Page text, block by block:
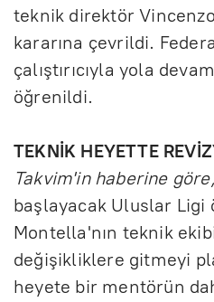
teknik direktör
kararına çevrildi.
çalıştırıcıyla yola
öğrenildi.
TEKNİK HEYETTE
Takvim'in haberine göre,
başlayacak Uluslar Ligi
Montella'nın teknik
değişikliklere gitmeyi
heyete bir mentörün